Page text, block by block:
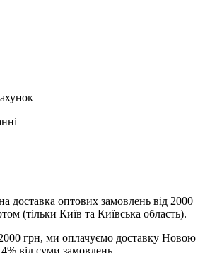
доставка оптових замовлень від 2000
(тільки Київ та Київська область).
грн, ми оплачуємо доставку Новою
від суми замовлень.